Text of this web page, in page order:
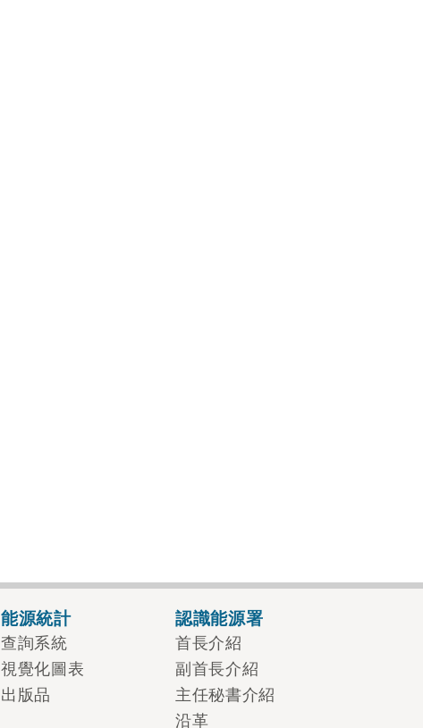
能源統計
查詢系統
視覺化圖表
出版品
認識能源署
首長介紹
副首長介紹
主任秘書介紹
沿革